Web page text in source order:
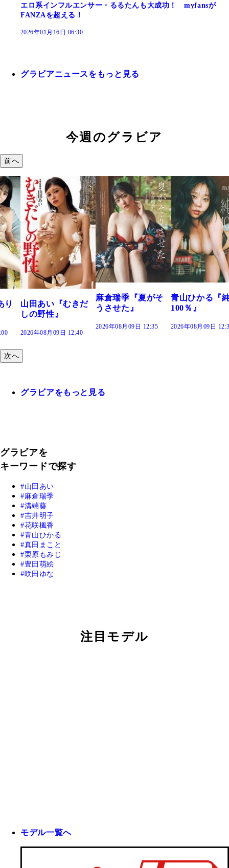
エロ系インフルエンサー・るるたんも大成功！ myfansが
FANZAを超える！
2026年01月16日 06:30
グラビアニュースをもっと見る
今週のグラビア
前へ
だ
麻倉瑞季『夏がそ
うさせた』
青山ひかる『純度
100％』
2026年08月09日 12:30
溝端 葵『もう
つの、あおい
で。』
2026年08月09日
次へ
グラビアをもっと見る
グラビアを
キーワードで探す
山田あい
麻倉瑞季
溝端葵
吉井明子
花咲楓香
青山ひかる
真田まこと
栗原もみじ
豊田萌絵
咲田ゆな
注目モデル
モデル一覧へ